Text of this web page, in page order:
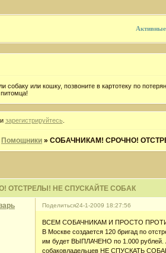
собаку или кошку, позвоните в картотеку по
зарегистрируйтесь
Помощники »СОБАЧНИКАМ! СРОЧНО!
ОТСТРЕЛЫ! НЕ СПУСКАЙТЕ СОБАК
Поделиться24-1-2009 18:27:56
ВСЕМ СОБАЧНИКАМ И ПРОСТО
В Москве создается 120 бригад по
им будет ВЫПЛАЧЕНО по 1.000
собаковладельцев НЕ СПУСКАТЬ